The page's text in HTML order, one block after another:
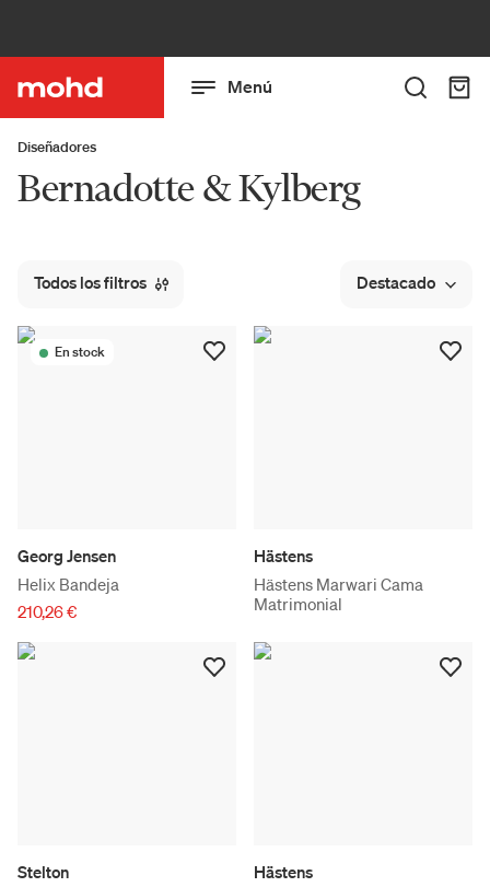
Menú
Diseñadores
Bernadotte & Kylberg
Todos los filtros Destacado
En stock
Georg Jensen
Helix Bandeja
210,26 €
Hästens
Hästens Marwari Cama
Matrimonial
Stelton
Hästens